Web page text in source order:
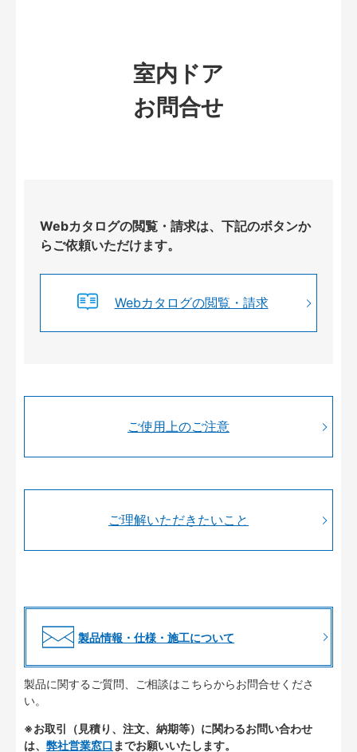
室内ドア
お問合せ
Webカタログの閲覧・請求は、下記のボタンか
らご依頼いただけます。
Webカタログの閲覧・請求
ご使用上のご注意
ご理解いただきたいこと
製品情報・仕様・施工について
製品に関するご質問、ご相談はこちらからお問合せくださ
い。
※お取引（見積り、注文、納期等）に関わるお問い合わせ
は、 弊社営業窓口 までお願いいたします。